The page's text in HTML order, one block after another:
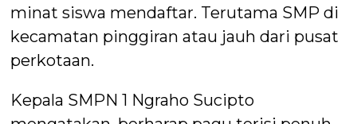
minat siswa mendaftar. Terutama SMP di
kecamatan pinggiran atau jauh dari pusat
perkotaan.
Kepala SMPN 1 Ngraho Sucipto